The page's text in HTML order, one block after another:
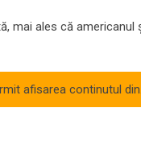
mai ales că
afisarea continutul